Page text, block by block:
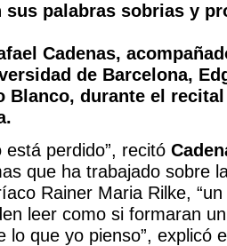
palabras sobrias y
Cadenas,
de Barcelona,
Blanco, durante el
está perdido”, recitó
que ha trabajado sobre
Rainer Maria Rilke,
leer como si formaran
lo que yo pienso”, explicó